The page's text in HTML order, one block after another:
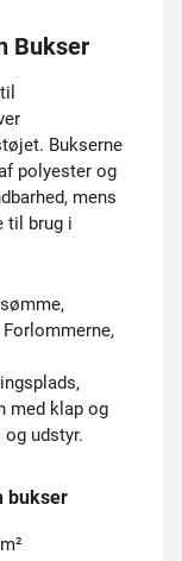
Bukser
Bukserne
polyester og
mens
til brug i
med klap og
udstyr.
bukser